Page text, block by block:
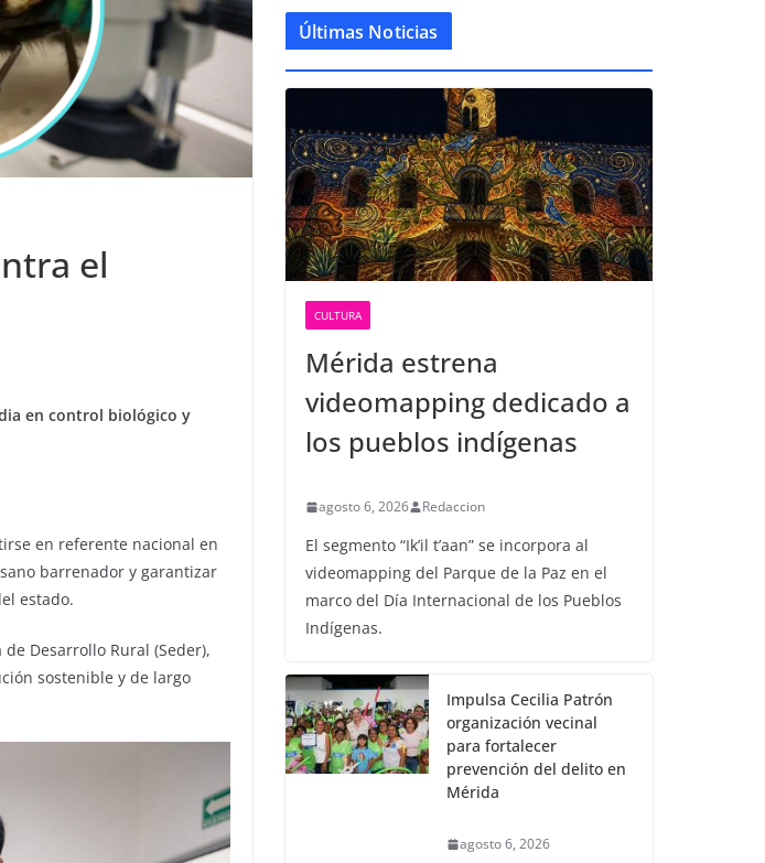
el
en control biológico y
en referente nacional en
barrenador y garantizar
estado.
Desarrollo Rural (Seder),
sostenible y de largo
Últimas Noticias
CULTURA
Mérida estrena
videomapping dedicado a
los pueblos indígenas
agosto 6, 2026 Redaccion
El segmento “Ik’il t’aan” se incorpora al
videomapping del Parque de la Paz en el
marco del Día Internacional de los Pueblos
Indígenas.
Impulsa Cecilia Patrón
organización vecinal
para fortalecer
prevención del delito en
Mérida
agosto 6, 2026